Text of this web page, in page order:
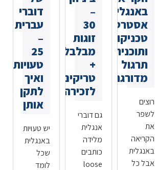
באנגלית:
אסטרטגיות,
טכניקות
ותוכנית
תרגול
מדורגת
רוצים
לשפר
את
הקריאה
באנגלית
אבל כל
–
30
זוגות
מבלבלים
+
טריקים
לזכירה
גם דוברי
אנגלית
מלידה
כותבים
loose
דוברי
עברית
–
25
טעויות
ואיך
לתקן
אותן
יש טעויות
באנגלית
שכל
לומד